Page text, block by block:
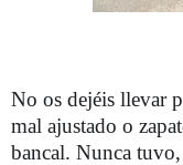
No os dejéis llevar
mal ajustado o
bancal. Nunca